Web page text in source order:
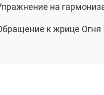
на
к жрице Огня